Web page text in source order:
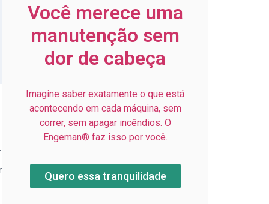
Você merece uma
manutenção sem
dor de cabeça
Imagine saber exatamente o que está
acontecendo em cada máquina, sem
correr, sem apagar incêndios. O
Engeman® faz isso por você.
Quero essa tranquilidade